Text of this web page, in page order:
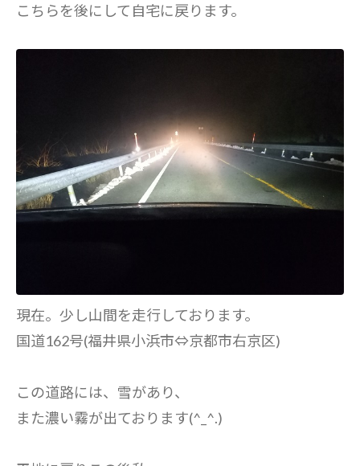
こちらを後にして自宅に戻ります。
現在。少し山間を走行しております。
国道162号(福井県小浜市⇔京都市右京区)
この道路には、雪があり、
また濃い霧が出ております(^_^.)